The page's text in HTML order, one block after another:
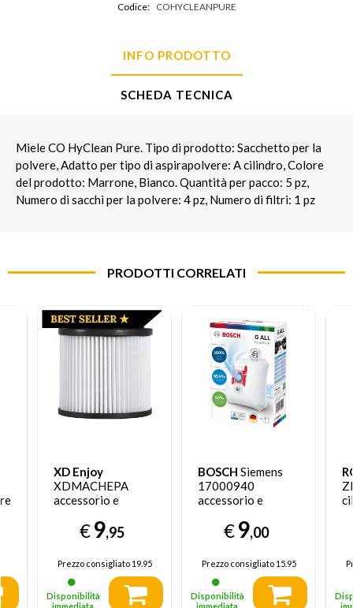
Codice: COHYCLEANPURE
INFO PRODOTTO
SCHEDA TECNICA
Miele CO HyClean Pure. Tipo di prodotto: Sacchetto per la
polvere, Adatto per tipo di aspirapolvere: A cilindro, Colore
del prodotto: Marrone, Bianco. Quantità per pacco: 5 pz,
Numero di sacchi per la polvere: 4 pz, Numero di filtri: 1 pz
PRODOTTI CORRELATI
XD Enjoy
XDMACHEPA
accessorio e
aspirapolvere Ash
vacuum Filtro
€9,95
Prezzo consigliato19.95
Disponibilità
immediata
BOSCH Siemens
17000940
accessorio e
aspirapolvere
Aspiratore a
cilindro Sacchetto
per la polvere
€9,00
Prezzo consigliato15.95
Disponibilità
immediata